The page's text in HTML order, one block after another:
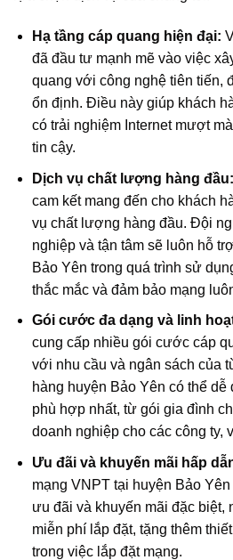
Hạ tầng cáp quang hiện đại:
đã đầu tư mạnh mẽ vào việc
quang với công nghệ tiên tiến,
ổn định. Điều này giúp khách
có trải nghiệm Internet mượt
tin cậy.
Dịch vụ chất lượng hàng đầu:
cam kết mang đến cho khách
vụ chất lượng hàng đầu. Đội
nghiệp và tận tâm sẽ luôn hỗ
Bảo Yên trong quá trình sử
thắc mắc và đảm bảo mạng
Gói cước đa dạng và linh
cung cấp nhiều gói cước cáp
với nhu cầu và ngân sách của
hàng huyện Bảo Yên có thể
phù hợp nhất, từ gói gia đình
doanh nghiệp cho các công ty,
Ưu đãi và khuyến mãi hấp
mạng VNPT tại huyện Bảo
ưu đãi và khuyến mãi đặc biệt,
miễn phí lắp đặt, tặng thêm
trong việc lắp đặt mạng.